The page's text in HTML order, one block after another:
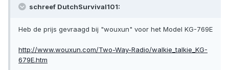
schreef DutchSurvival101:
Heb de prijs gevraagd bij "wouxun" voor het Model KG-769E
http://www.wouxun.com/Two-Way-Radio/walkie_talkie_KG-
679E.htm